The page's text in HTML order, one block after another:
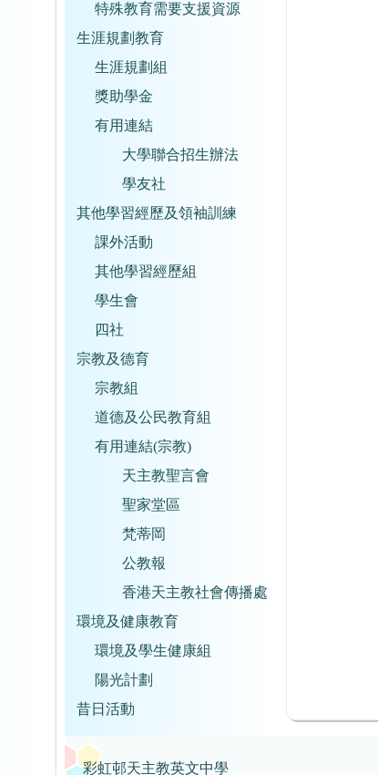
特殊教育需要支援資源
生涯規劃教育
生涯規劃組
獎助學金
有用連結
大學聯合招生辦法
學友社
其他學習經歷及領袖訓練
課外活動
其他學習經歷組
學生會
四社
宗教及德育
宗教組
道德及公民教育組
有用連結(宗教)
天主教聖言會
聖家堂區
梵蒂岡
公教報
香港天主教社會傳播處
環境及健康教育
環境及學生健康組
陽光計劃
昔日活動
彩虹邨天主教英文中學